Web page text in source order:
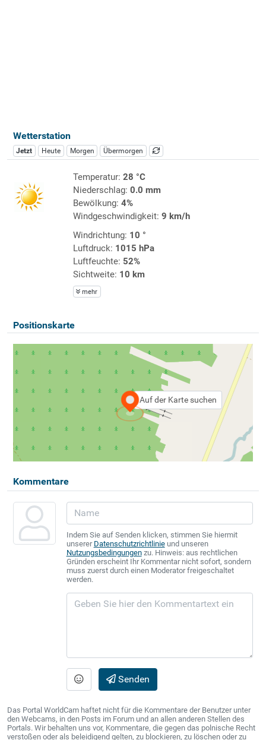
Wetterstation
Jetzt Heute Morgen Übermorgen
Temperatur: 28 °C
Niederschlag: 0.0 mm
Bewölkung: 4%
Windgeschwindigkeit: 9 km/h
Windrichtung: 10 °
Luftdruck: 1015 hPa
Luftfeuchte: 52%
Sichtweite: 10 km
mehr
Positionskarte
Auf der Karte suchen
Kommentare
Indem Sie auf Senden klicken, stimmen Sie hiermit
unserer Datenschutzrichtlinieund unseren
Nutzungsbedingungenzu. Hinweis: aus rechtlichen
Gründen erscheint Ihr Kommentar nicht sofort, sondern
muss zuerst durch einen Moderator freigeschaltet
werden.
Senden
Das Portal WorldCam haftet nicht für die Kommentare der Benutzer unter
den Webcams, in den Posts im Forum und an allen anderen Stellen des
Portals. Wir behalten uns vor, Kommentare, die gegen das polnische Recht
verstoßen oder als beleidigend gelten, zu blockieren, zu löschen oder zu